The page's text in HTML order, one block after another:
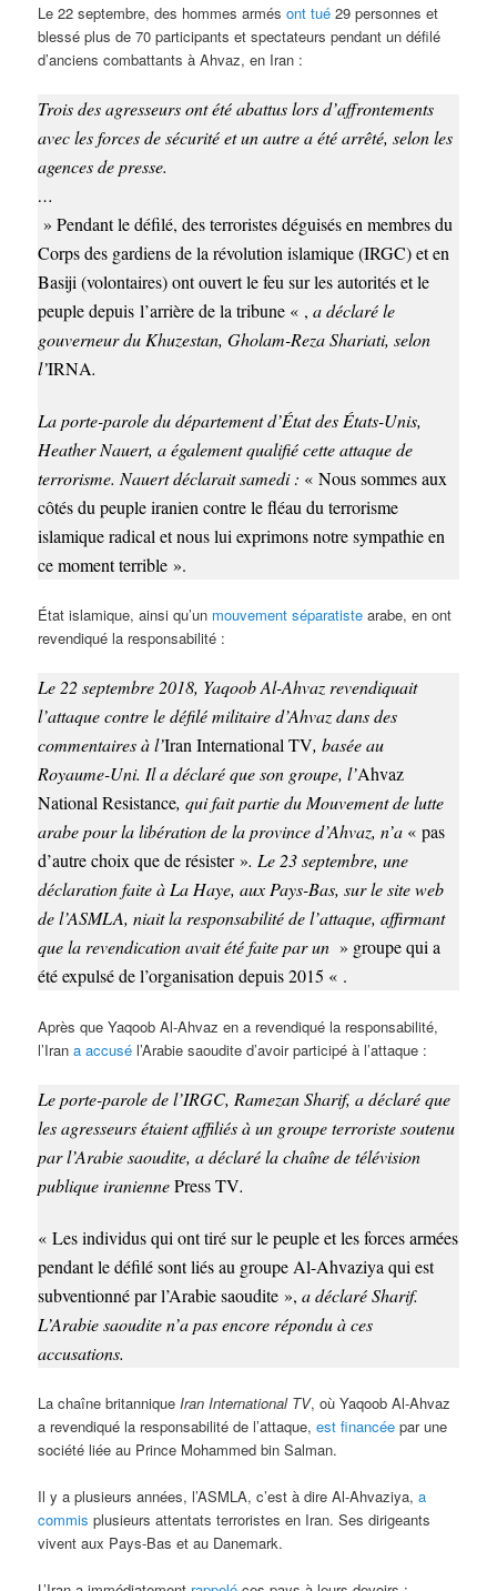
Le 22 septembre, des hommes armésont tué 29 personnes et
blessé plus de 70 participants et spectateurs pendant un défilé
d’anciens combattants à Ahvaz, en Iran :
Trois des agresseurs ont été abattus lors d’affrontements
avec les forces de sécurité et un autre a été arrêté, selon les
agences de presse.
…
» Pendant le défilé, des terroristes déguisés en membres du
Corps des gardiens de la révolution islamique (IRGC) et en
Basiji (volontaires) ont ouvert le feu sur les autorités et le
peupledepuis l’arrière de la tribune « ,a déclaré le
gouverneur du Khuzestan, Gholam-Reza Shariati, selon
l’IRNA.
La porte-parole du département d’État des États-Unis,
Heather Nauert, a également qualifié cette attaque de
terrorisme. Nauert déclarait samedi : « Nous sommes aux
côtés du peuple iranien contre le fléau du terrorisme
islamique radical et nous lui exprimons notre sympathie en
ce moment terrible ».
État islamique, ainsi qu’un mouvement séparatiste arabe, en ont
revendiqué la responsabilité :
Le 22 septembre 2018, Yaqoob Al-Ahvaz revendiquait
l’attaque contre le défilé militaire d’Ahvaz dans des
commentaires à l’Iran International TV, basée au
Royaume-Uni. Il a déclaré que son groupe, l’Ahvaz
National Resistance, qui fait partie du Mouvement de lutte
arabe pour la libération de la province d’Ahvaz, n’a « pas
d’autre choix que de résister ». Le 23 septembre, une
déclaration faite à La Haye, aux Pays-Bas, sur le site web
de l’ASMLA, niait la responsabilité de l’attaque, affirmant
que la revendication avait été faite par un » groupe qui a
été expulsé de l’organisation depuis 2015 « .
Après que Yaqoob Al-Ahvaz en a revendiqué la responsabilité,
l’Irana accusé l’Arabie saoudite d’avoir participé à l’attaque :
Le porte-parole de l’IRGC, Ramezan Sharif, a déclaré que
les agresseurs étaient affiliés à un groupe terroriste soutenu
par l’Arabie saoudite, a déclaré la chaîne de télévision
publique iraniennePress TV.
« Les individus qui ont tiré sur le peuple et les forces armées
pendant le défilé sont liés au groupe Al-Ahvaziya qui est
subventionnépar l’Arabie saoudite », a déclaré Sharif.
L’Arabie saoudite n’a pas encore répondu à ces
accusations.
La chaîne britanniqueIran International TV, où Yaqoob Al-Ahvaz
a revendiqué la responsabilité de l’attaque,est financée par une
société liée au Prince Mohammed bin Salman.
Il y a plusieurs années, l’ASMLA, c’est à dire Al-Ahvaziya,a
commis plusieurs attentats terroristes en Iran. Ses dirigeants
vivent aux Pays-Bas et au Danemark.